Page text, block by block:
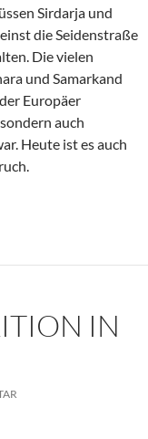
Sirdarja und
die Seidenstraße
Die vielen
und Samarkand
Europäer
auch
Heute ist es auch
im Aufbruch
IN